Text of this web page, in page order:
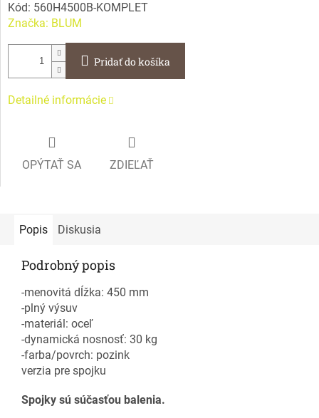
Kód: 560H4500B-KOMPLET
Značka: BLUM
Pridať do košíka
Detailné informácie
OPÝTAŤ SA ZDIEĽAŤ
Popis Diskusia
Podrobný popis
-menovitá dĺžka: 450 mm
-plný výsuv
-materiál: oceľ
-dynamická nosnosť: 30 kg
-farba/povrch: pozink
verzia pre spojku
Spojky sú súčasťou balenia.